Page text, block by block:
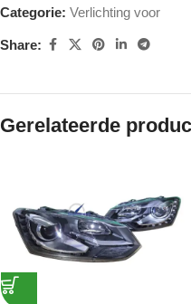
Categorie: Verlichting voor
Share:
Gerelateerde